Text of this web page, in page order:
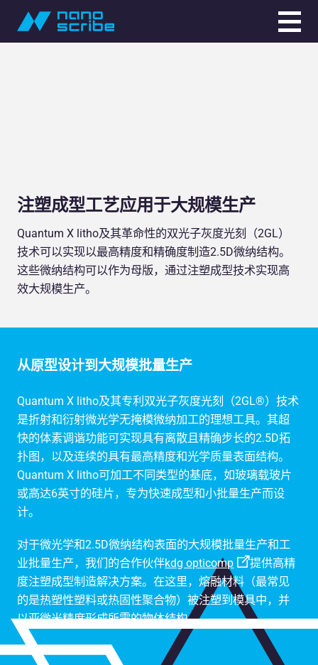
注塑成型工艺应用于大规模生产
Quantum X litho及其革命性的双光子灰度光刻（2GL）
技术可以实现以最高精度和精确度制造2.5D微纳结构。
这些微纳结构可以作为母版，通过注塑成型技术实现高
效大规模生产。
从原型设计到大规模批量生产
Quantum X litho及其专利双光子灰度光刻（2GL®）技术
是折射和衍射微光学无掩模微纳加工的理想工具。其超
快的体素调谐功能可实现具有离散且精确步长的2.5D拓
扑图，以及连续的具有最高精度和光学质量表面结构。
Quantum X litho可加工不同类型的基底，如玻璃载玻片
或高达6英寸的硅片，专为快速成型和小批量生产而设
计。
对于微光学和2.5D微纳结构表面的大规模批量生产和工
业批量生产，我们的合作伙伴kdg opticomp
提供高精
度注塑成型制造解决方案。在这里，熔融材料（最常见
的是热塑性塑料或热固性聚合物）被注塑到模具中，并
以亚微米精度形成所需的物体结构。